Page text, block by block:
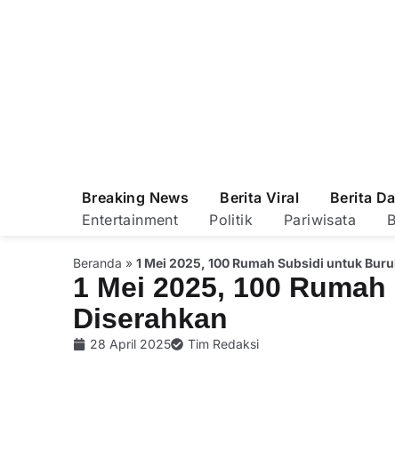
Breaking News Berita Viral Berita
Entertainment
Politik Pariwisata
Beranda » 1 Mei 2025, 100 Rumah Subsidi untuk
1 Mei 2025, 100
Diserahkan
28 April 2025 Tim Redaksi